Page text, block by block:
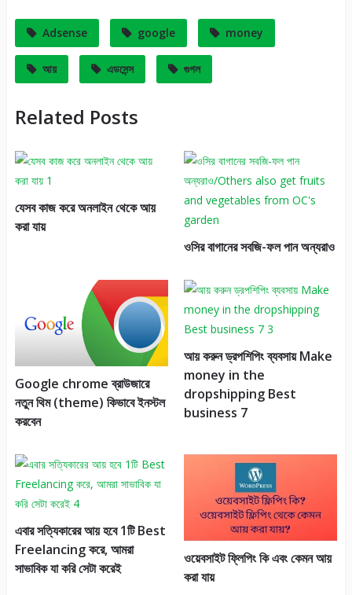
Adsense google money
আয় এডসেন্স গুগল
Related Posts
যেসব কাজ করে অনলাইন থেকে আয়
করা যায়
ওসির বাগানের সবজি-ফল পান অন্যরাও
Google chrome ব্রাউজারে
নতুন থিম (theme) কিভাবে ইনস্টল
করবেন
আয় করুন ড্রপশিপিং ব্যবসায় Make
money in the
dropshipping Best
business 7
এবার সত্যিকারের আয় হবে 1টি Best
Freelancing করে, আমরা
সাভাবিক যা করি সেটা করেই
ওয়েবসাইট ফ্লিপিং কি এবং কেমন আয়
করা যায়